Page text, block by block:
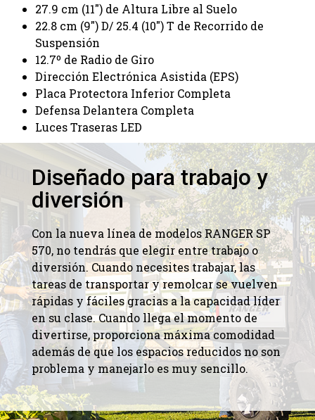
27.9 cm (11″) de Altura Libre al Suelo
22.8 cm (9″) D/ 25.4 (10″) T de Recorrido de
Suspensión
12.7º de Radio de Giro
Dirección Electrónica Asistida (EPS)
Placa Protectora Inferior Completa
Defensa Delantera Completa
Luces Traseras LED
Diseñado para trabajo y
diversión
Con la nueva línea de modelos RANGER SP
570, no tendrás que elegir entre trabajo o
diversión. Cuando necesites trabajar, las
tareas de transportar y remolcar se vuelven
rápidas y fáciles gracias a la capacidad líder
en su clase. Cuando llega el momento de
divertirse, proporciona máxima comodidad
además de que los espacios reducidos no son
problema y manejarlo es muy sencillo.